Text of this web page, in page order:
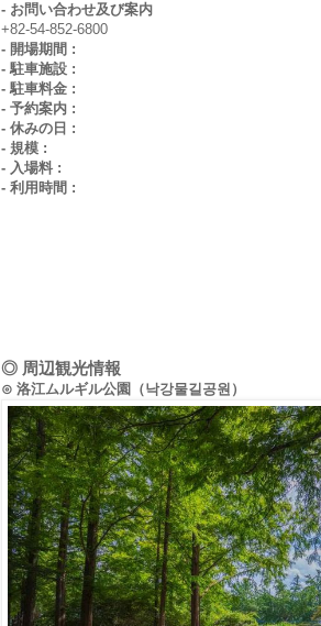
- お問い合わせ及び案内
+82-54-852-6800
- 開場期間 :
- 駐車施設 :
- 駐車料金 :
- 予約案内 :
- 休みの日 :
- 規模 :
- 入場料 :
- 利用時間 :
◎ 周辺観光情報
⊙ 洛江ムルギル公園（낙강물길공원）